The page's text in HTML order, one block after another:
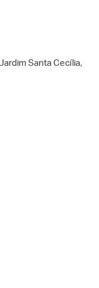
Santa Cecília,